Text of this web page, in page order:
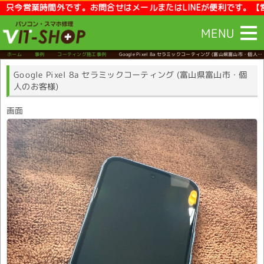
業時間外です。お問合せはメールまたはLINEが便利です。【営業
MENU
ホーム 事例 コーティング施工事例 Google Pixel 8a セラミックコーティング (富山県富山市・個人の
お客様)
Google Pixel 8a セラミックコーティング (富山県富山市・個
人のお客様)
画面